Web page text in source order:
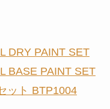
DRY PAINT SET
BASE PAINT SET
ット BTP1004